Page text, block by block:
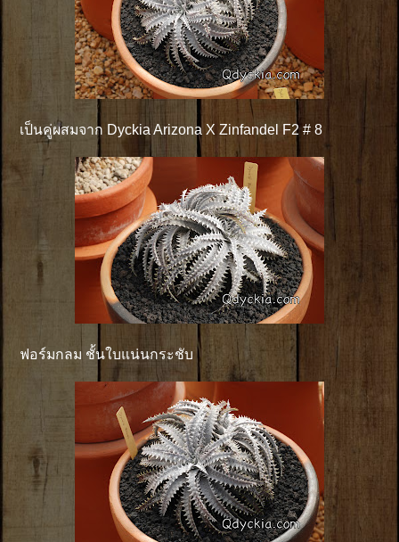
เป็นคู่ผสมจาก Dyckia Arizona X Zinfandel F2 # 8
ฟอร์มกลม ชั้นใบแน่นกระชับ